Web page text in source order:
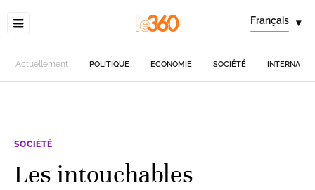
Français ▾
Actuellement POLITIQUE ECONOMIE SOCIÉTÉ
SOCIÉTÉ
Les intouchables